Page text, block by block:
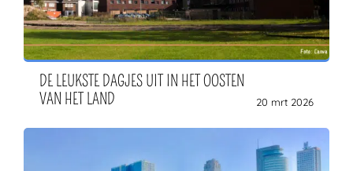
DE LEUKSTE DAGJES UIT IN HET OOSTEN
VAN HET LAND
20 mrt 2026